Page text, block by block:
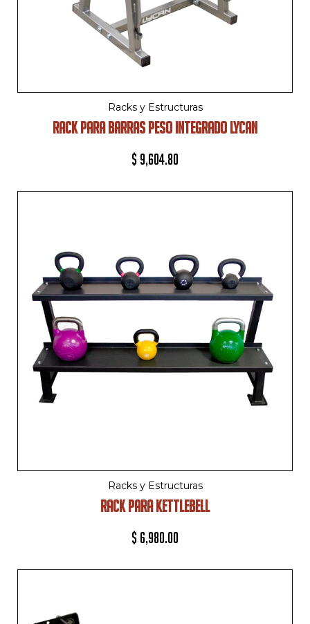
Racks y Estructuras
RACK PARA BARRAS PESO INTEGRADO LYCAN
$ 9,604.80
Racks y Estructuras
RACK PARA KETTLEBELL
$ 6,980.00